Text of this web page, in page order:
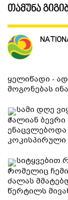
ᲒᲐᲜᲗᲐᲕᲡᲔᲑᲐ ᲓᲐ
ᲡᲐᲧᲘᲓᲔᲚᲘ
ᲒᲖᲐᲛᲙᲕᲚᲔᲕᲘ
თამუნა
ყელიწადი -
მოგონებას
სამი დღე
ძალიან
ენაცვლებოდა
კოკისპირული
სიტყვებით
რომელიც
ძალას
წერტილს